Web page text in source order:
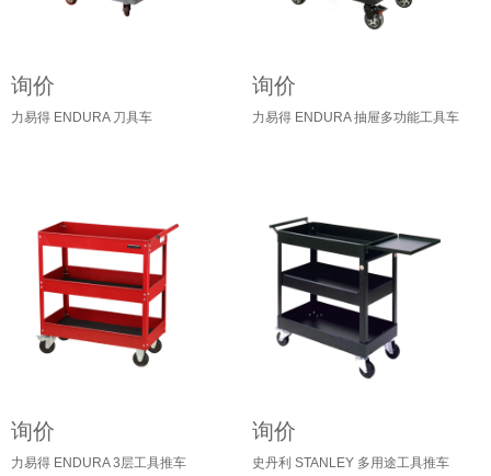
询价
力易得 ENDURA 刀具车
询价
力易得 ENDURA 抽屉多功能工具车
询价
力易得 ENDURA 3层工具推车
询价
史丹利 STANLEY 多用途工具推车